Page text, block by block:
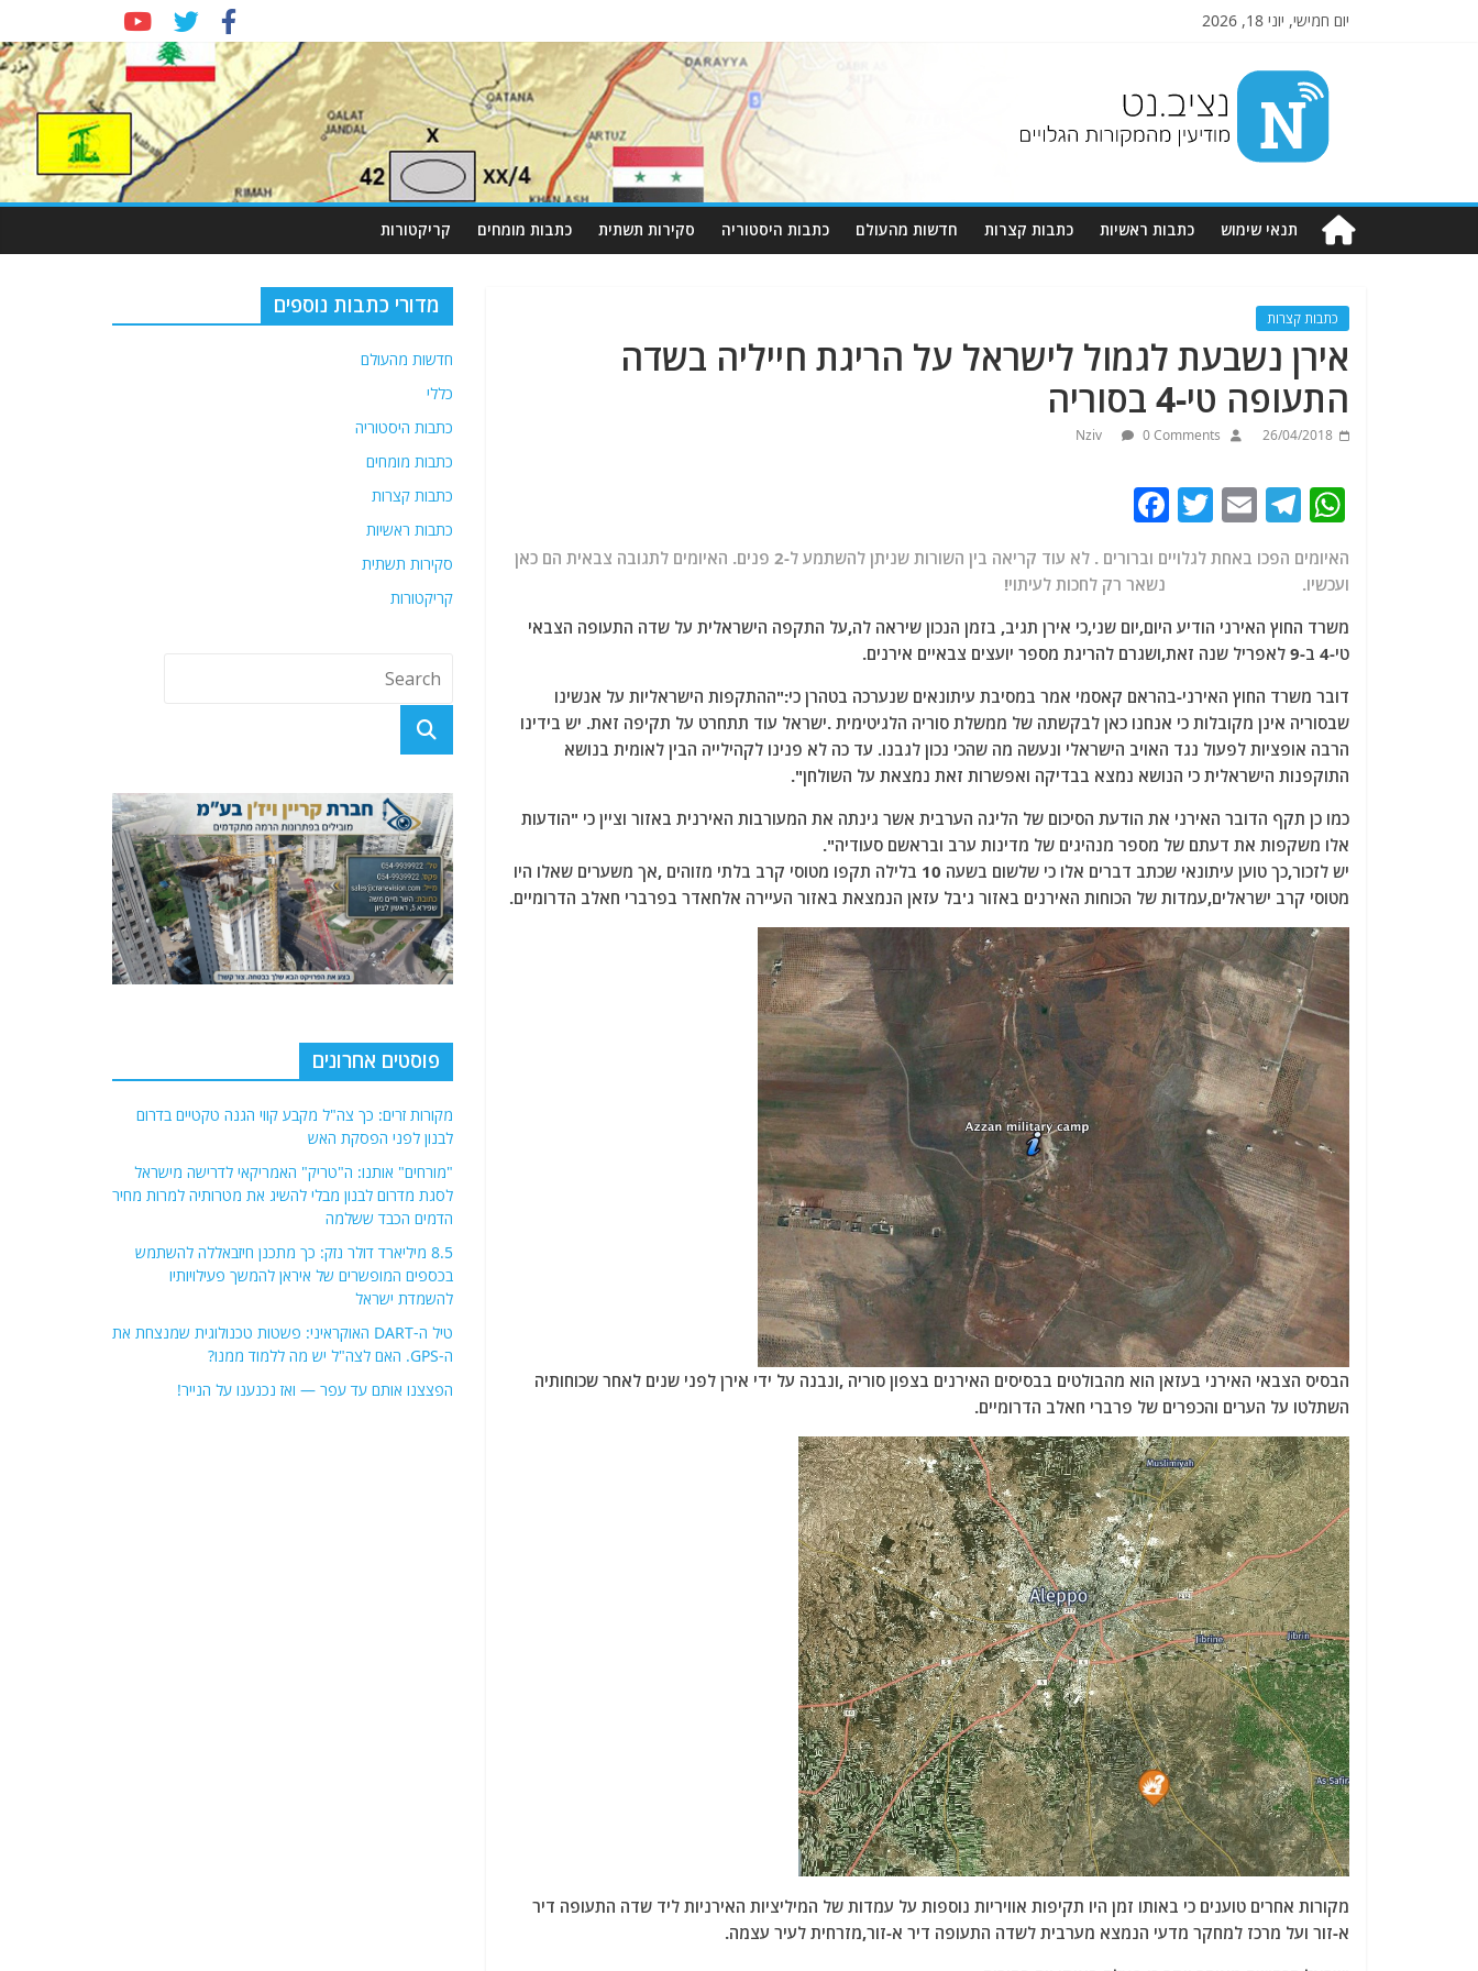
יום חמישי, יוני 18, 2026
Nziv.net
מודיעין
מהמקורות
תנאי שימוש כתבות ראשיות כתבות קצרות חדשות מהעולם כתבות היסטוריה סקירות תשתית כתבות מומחים קריקטורות
כתבות קצרות
אירן נשבעת לגמול לישראל על הריגת חייליה בשדה
התעופה טי-4 בסוריה
26/04/2018
Nziv 0 Comments
W
at
s
A
p
p
T
e
g
ra
m
E
m
ai
l
T
itt
er
c
e
b
o
o
k
האיומים הפכו באחת לגלויים וברורים . לא עוד קריאה בין השורות שניתן להשתמע ל-2 פנים. האיומים לתגובה צבאית הם כאן
ועכשיו. נשאר רק לחכות לעיתוי!
משרד החוץ האירני הודיע היום,יום שני,כי אירן תגיב, בזמן הנכון שיראה לה,על התקפה הישראלית על שדה התעופה הצבאי
טי-4 ב-9 לאפריל שנה זאת,ושגרם להריגת מספר יועצים צבאיים אירנים.
דובר משרד החוץ האירני-בהראם קאסמי אמר במסיבת עיתונאים שנערכה בטהרן כי:"ההתקפות הישראליות על אנשינו
שבסוריה אינן מקובלות כי אנחנו כאן לבקשתה של ממשלת סוריה הלגיטימית .ישראל עוד תתחרט על תקיפה זאת. יש בידינו
הרבה אופציות לפעול נגד האויב הישראלי ונעשה מה שהכי נכון לגבנו. עד כה לא פנינו לקהילייה הבין לאומית בנושא
התוקפנות הישראלית כי הנושא נמצא בבדיקה ואפשרות זאת נמצאת על השולחן".
כמו כן תקף הדובר האירני את הודעת הסיכום של הליגה הערבית אשר גינתה את המעורבות האירנית באזור וציין כי "הודעות
אלו משקפות את דעתם של מספר מנהיגים של מדינות ערב ובראשם סעודיה".
יש לזכור,כך טוען עיתונאי שכתב דברים אלו כי שלשום בשעה 10 בלילה תקפו מטוסי קרב בלתי מזוהים ,אך משערים שאלו היו
מטוסי קרב ישראלים,עמדות של הכוחות האירנים באזור ג'בל עזאן הנמצאת באזור העיירה אלחאדר בפרברי חאלב הדרומיים.
הבסיס הצבאי האירני בעזאן הוא מהבולטים בבסיסים האירנים בצפון סוריה ,ונבנה על ידי אירן לפני שנים לאחר שכוחותיה
השתלטו על הערים והכפרים של פרברי חאלב הדרומיים.
מקורות אחרים טוענים כי באותו זמן היו תקיפות אוויריות נוספות על עמדות של המיליציות האירניות ליד שדה התעופה דיר
א-זור ועל מרכז למחקר מדעי הנמצא מערבית לשדה התעופה דיר א-זור,מזרחית לעיר עצמה.
מדורי כתבות נוספים
חדשות מהעולם
כללי
כתבות היסטוריה
כתבות מומחים
כתבות קצרות
כתבות ראשיות
סקירות תשתית
קריקטורות
פוסטים אחרונים
מקורות זרים: כך צה"ל מקבע קווי הגנה טקטיים בדרום
לבנון לפני הפסקת האש
"מורחים" אותנו: ה"טריק" האמריקאי לדרישה מישראל
לסגת מדרום לבנון מבלי להשיג את מטרותיה למרות מחיר
הדמים הכבד ששלמה
8.5 מיליארד דולר נזק: כך מתכנן חיזבאללה להשתמש
בכספים המופשרים של איראן להמשך פעילויותיו
להשמדת ישראל
טיל ה-DART האוקראיני: פשטות טכנולוגית שמנצחת את
ה-GPS. האם לצה"ל יש מה ללמוד ממנו?
הפצצנו אותם עד עפר — ואז נכנענו על הנייר!